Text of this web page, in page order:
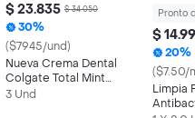
$ 23.835 $ 34.050
30%
($7945/und)
Nueva Crema Dental
Colgate Total Mint
Prevención 3 x 75 mL
3 Und
Pronto
$
20%
($7.50/
Limpia